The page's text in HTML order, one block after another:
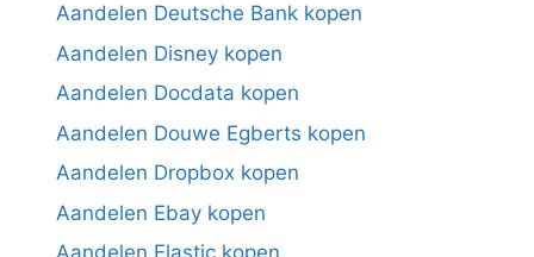
Aandelen Deutsche Bank kopen
Aandelen Disney kopen
Aandelen Docdata kopen
Aandelen Douwe Egberts kopen
Aandelen Dropbox kopen
Aandelen Ebay kopen